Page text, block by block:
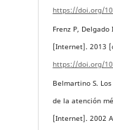
https://doi.org/
Frenz P, Delgado
[Internet]. 2013
https://doi.org/
Belmartino S.
de la atención
[Internet]. 2002